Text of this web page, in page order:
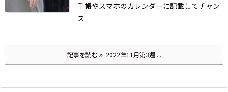
手帳やスマホのカレンダーに記載してチャン
ス
記事を読む 2022年11月第3週 ...